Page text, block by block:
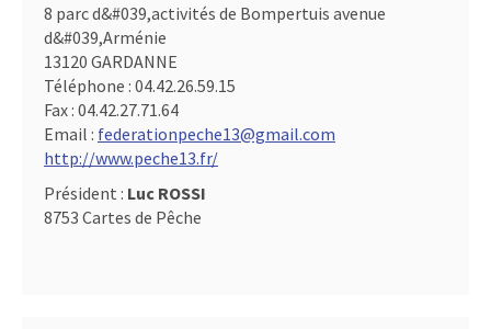
8 parc d&#039,activités de Bompertuis avenue
d&#039,Arménie
13120 GARDANNE
Téléphone : 04.42.26.59.15
Fax : 04.42.27.71.64
Email : federationpeche13@gmail.com
http://www.peche13.fr/
Président : Luc ROSSI
8753 Cartes de Pêche